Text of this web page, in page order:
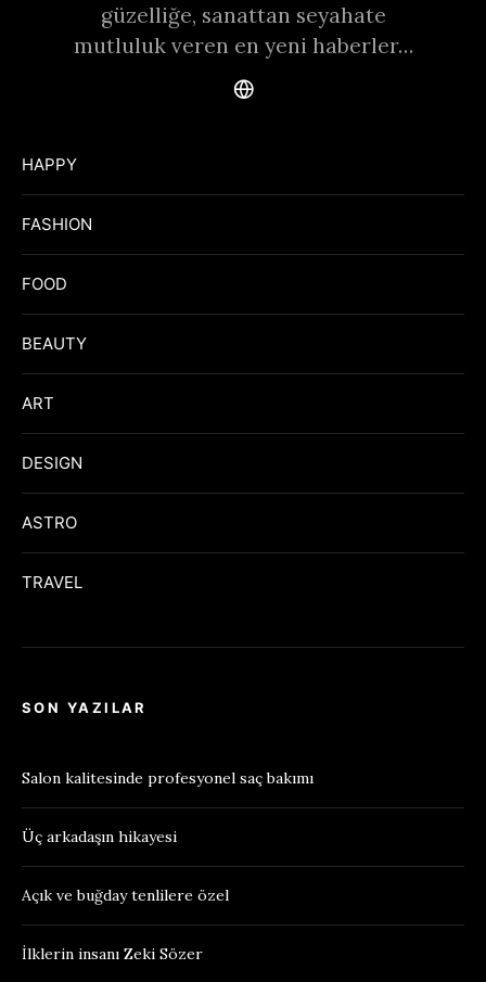
güzelliğe, sanattan seyahate
mutluluk veren en yeni haberler…
HAPPY
FASHION
FOOD
BEAUTY
ART
DESIGN
ASTRO
TRAVEL
SON YAZILAR
Salon kalitesinde profesyonel saç bakımı
Üç arkadaşın hikayesi
Açık ve buğday tenlilere özel
İlklerin insanı Zeki Sözer